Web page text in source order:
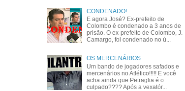
CONDENADO!
E agora José? Ex-prefeito de
Colombo é condenado a 3 anos de
prisão. O ex-prefeito de Colombo, J.
Camargo, foi condenado no ú...
OS MERCENÁRIOS
Um bando de jogadores safados e
mercenários no Atlético!!!!! E você
acha ainda que Petraglia é o
culpado???? Após a vexatór...